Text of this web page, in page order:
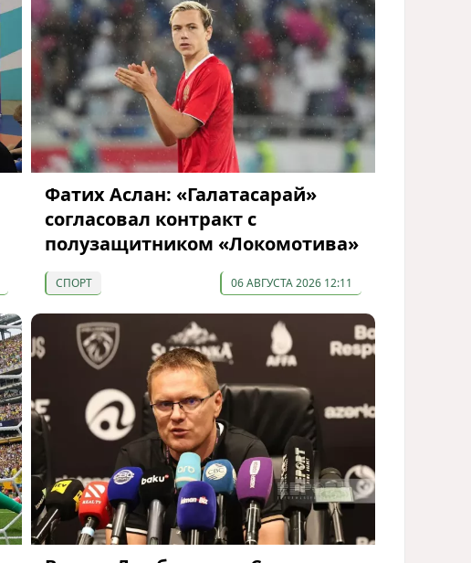
Фатих Аслан: «Галатасарай»
согласовал контракт с
полузащитником «Локомотива»
СПОРТ 06 АВГУСТА 2026 12:11